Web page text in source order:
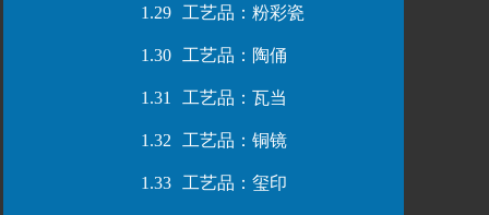
1.29 工艺品：粉彩瓷
1.30 工艺品：陶俑
1.31 工艺品：瓦当
1.32 工艺品：铜镜
1.33 工艺品：玺印